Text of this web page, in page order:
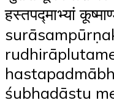
हस्तपद्माभ्यां
śubhadāstu